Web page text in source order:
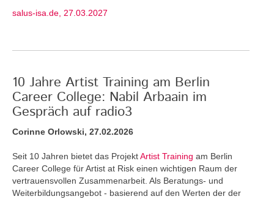
salus-isa.de, 27.03.2027
10 Jahre Artist Training am Berlin
Career College: Nabil Arbaain im
Gespräch auf radio3
Corinne Orlowski, 27.02.2026
Seit 10 Jahren bietet das ProjektArtist Training am Berlin
Career College für Artist at Risk einen wichtigen Raum der
vertrauensvollen Zusammenarbeit. Als Beratungs- und
Weiterbildungsangebot - basierend auf den Werten der der